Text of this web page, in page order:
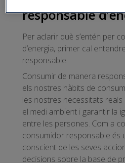
responsable
Per aclarir què s’entén per
d’energia, primer cal
responsable.
Consumir de manera
els nostres hàbits de
les nostres necessitats
el medi ambient i garantir la
entre les persones. Com a
consumidor responsable és
conscient de les seves
decisions sobre la base de